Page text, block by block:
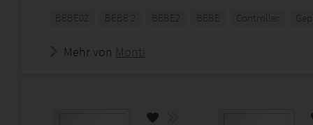
BEBE02 BEBE 2 BEBE2 BEBE Controller
Mehr von Monti